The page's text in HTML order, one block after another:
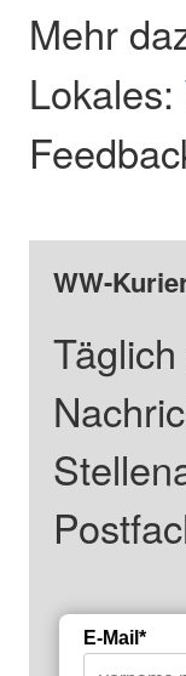
Mehr
Lokales:
WW-
E-Mail*